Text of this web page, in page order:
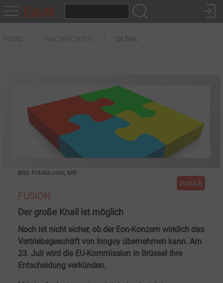
DETAIL
Bild: Fotolia.com, MR
zurück
FUSION
Der große Knall ist möglich
Noch ist nicht sicher, ob der Eon-Konzern wirklich das
Vertriebsgeschäft von Inngoy übernehmen kann. Am
23. Juli wird die EU-Kommission in Brüssel ihre
Entscheidung verkünden.